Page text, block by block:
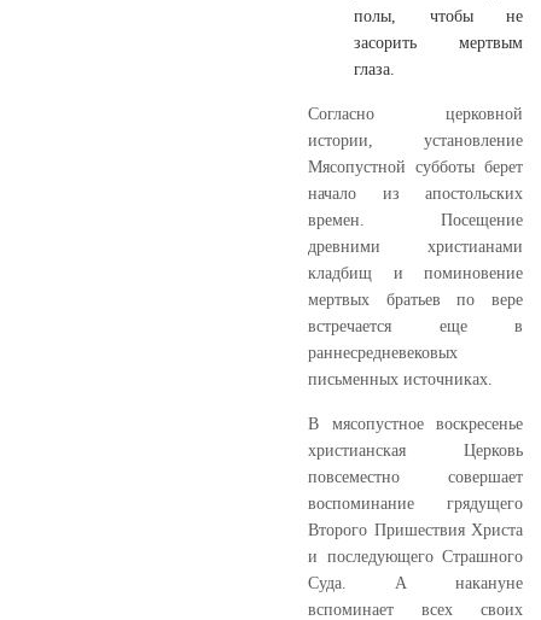
полы, чтобы не
засорить мертвым
глаза.
Согласно церковной
истории, установление
Мясопустной субботы берет
начало из апостольских
времен. Посещение
древними христианами
кладбищ и поминовение
мертвых братьев по вере
встречается еще в
раннесредневековых
письменных источниках.
В мясопустное воскресенье
христианская Церковь
повсеместно совершает
воспоминание грядущего
Второго Пришествия Христа
и последующего Страшного
Суда. А накануне
вспоминает всех своих